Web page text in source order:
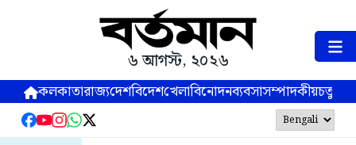
৬ আগস্ট, ২০২৬
কলকাতারাজ্যদেশবিদেশখেলাবিনোদনব্যবসাসম্পাদকীয়